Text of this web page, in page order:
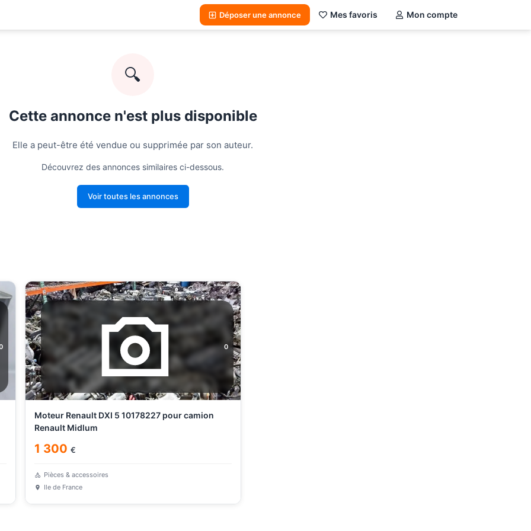
Déposer une annonce Mes favoris Mon compte
🔍
Cette annonce n'est plus disponible
Elle a peut-être été vendue ou supprimée par son auteur.
Découvrez des annonces similaires ci-dessous.
Voir toutes les annonces
0
Moteur Renault DXI 5 10178227 pour camion
Renault Midlum
1 300 €
Pièces & accessoires
Ile de France